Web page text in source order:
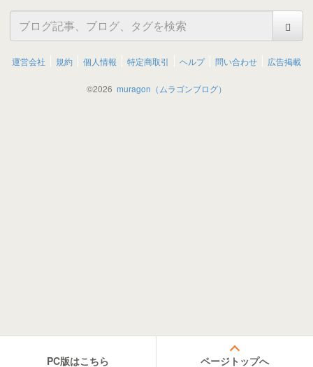
運営会社 規約 個人情報 特定商取引 ヘルプ 問い合わせ 広告掲載
©2026 muragon（ムラゴンブログ）
PC版はこちら ページトップへ